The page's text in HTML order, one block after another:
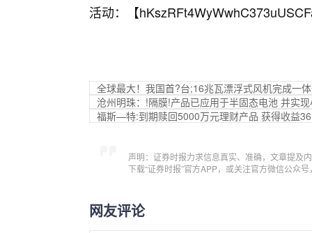
活动：【
全球最大！我国首?台;16兆瓦漂浮式风机完成一
沧州明珠：!隔膜!产品已应用于半固态电池 并实
福斯—特:到期赎回5000万元理财产品 获得收益
声明：证券时报力求信息真实、准确，文章提及
下载“证券时报”官方APP，或关注官方微信公众
网友评论